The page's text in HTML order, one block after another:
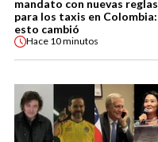
mandato con nuevas reglas
para los taxis en Colombia:
esto cambió
Hace 10 minutos